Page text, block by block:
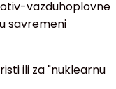
vazduhoplovne
savremeni
ili za "nuklearnu